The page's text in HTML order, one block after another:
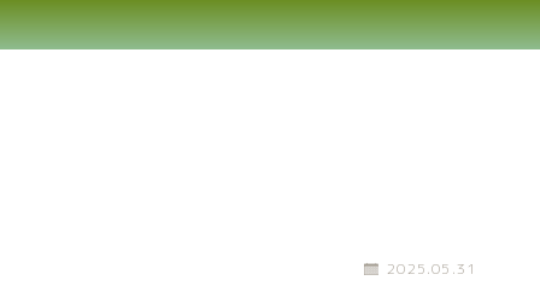
2025.05.31